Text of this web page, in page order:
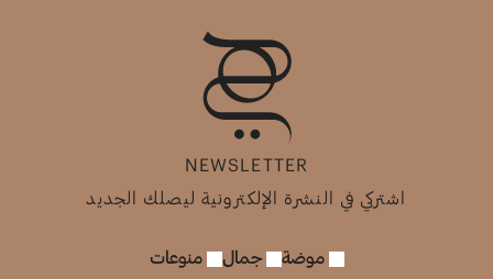
NEWSLETTER
اشتركي في النشرة الإلكترونية ليصلك الجديد
موضة جمال منوعات